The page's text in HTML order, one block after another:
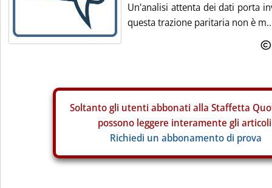
Un'analisi attenta dei dati porta
questa trazione paritaria non è
Soltanto gli utenti abbonati alla Staffetta
possono leggere interamente gli
Richiedi un abbonamento di prova